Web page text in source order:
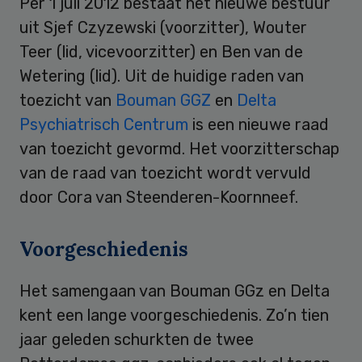
uit Sjef Czyzewski (voorzitter), Wouter
Teer (lid, vicevoorzitter) en Ben van de
Wetering (lid). Uit de huidige raden van
toezicht van Bouman GGZ en Delta
Psychiatrisch Centrum is een nieuwe raad
van toezicht gevormd. Het voorzitterschap
van de raad van toezicht wordt vervuld
door Cora van Steenderen-Koornneef.
Voorgeschiedenis
Het samengaan van Bouman GGz en Delta
kent een lange voorgeschiedenis. Zo’n tien
jaar geleden schurkten de twee